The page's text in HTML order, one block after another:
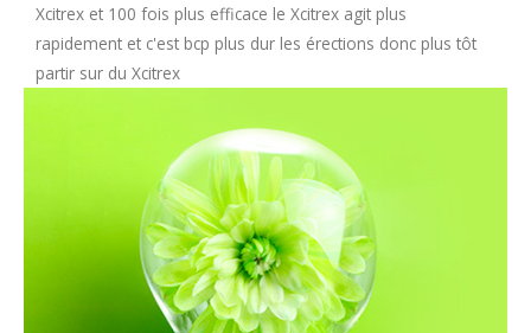
Xcitrex et 100 fois plus efficace le Xcitrex agit plus
rapidement et c'est bcp plus dur les érections donc plus tôt
partir sur du Xcitrex